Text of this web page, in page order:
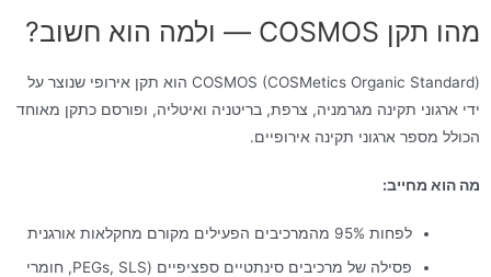
מהו תקן COSMOS — ולמה הוא חשוב?
COSMOS (COSMetics Organic Standard) הוא תקן אירופי שנוצר על
ידי ארגוני תקינה מגרמניה, צרפת, בריטניה ואיטליה, ופורסם כתקן מאוחד
הכולל מספר ארגוני תקינה אירופיים.
מה הוא מחייב:
לפחות 95% מהמרכיבים הפעילים מקורם מחקלאות אורגנית
פסילה של מרכיבים סינתטיים ספציפיים (PEGs, SLS, חומרי